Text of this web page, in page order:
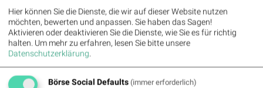
Aktien auf dem Radar:Rosenbauer ,Bajaj Mobility AG,Andritz
Semperit,EuroTeleSites AG,Flughafen Wien,ATX,ATX Prime
ATX TR,Bawag,ATX NTR,Erste Group, Porr ,SBO, AT&S,
Frequentis,Kapsch TrafficCom, Marinomed Biotech
Warimpex, BTV AG,
CPI Europe AG,Österreichische Post,Telekom Austria,UBM,
Uniqa
Hier können Sie die Dienste, die wir auf dieser Website nutzen
möchten, bewerten und anpassen. Sie haben das Sagen!
Aktivieren oder deaktivieren Sie die Dienste, wie Sie es für richtig
halten. Um mehr zu erfahren, lesen Sie bitte unsere
Datenschutzerklärung.
Börse Social Defaults (immer erforderlich)